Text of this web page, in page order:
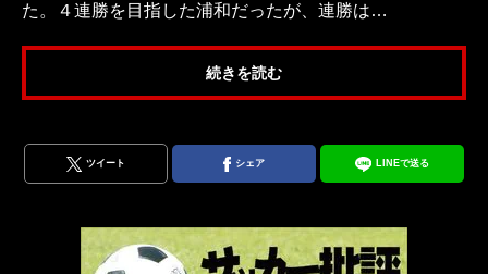
た。４連勝を目指した浦和だったが、連勝は…
続きを読む
ツイート シェア LINEで送る